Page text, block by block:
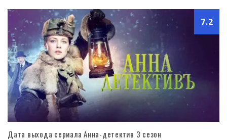
7.2
Дата выхода сериала Анна-детектив 3 сезон